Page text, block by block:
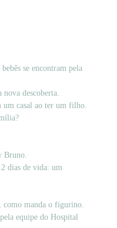
se encontram pela
nova descoberta.
um casal ao ter um filho.
Bruno.
dias de vida: um
como manda o figurino.
equipe do Hospital